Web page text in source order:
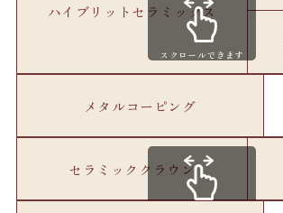
ハイブリットセラミックス
スクロールできます
メタルコーピング
セラミッククラウン